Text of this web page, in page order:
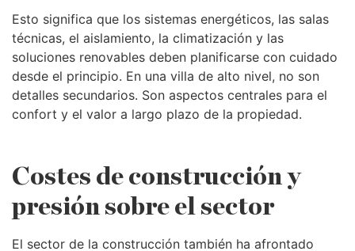
Esto significa que los sistemas energéticos, las salas
técnicas, el aislamiento, la climatización y las
soluciones renovables deben planificarse con cuidado
desde el principio. En una villa de alto nivel, no son
detalles secundarios. Son aspectos centrales para el
confort y el valor a largo plazo de la propiedad.
Costes de construcción y
presión sobre el sector
El sector de la construcción también ha afrontado